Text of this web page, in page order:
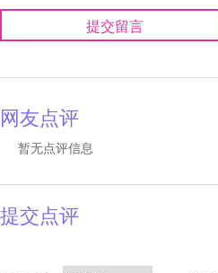
提交留言
网友点评
暂无点评信息
提交点评